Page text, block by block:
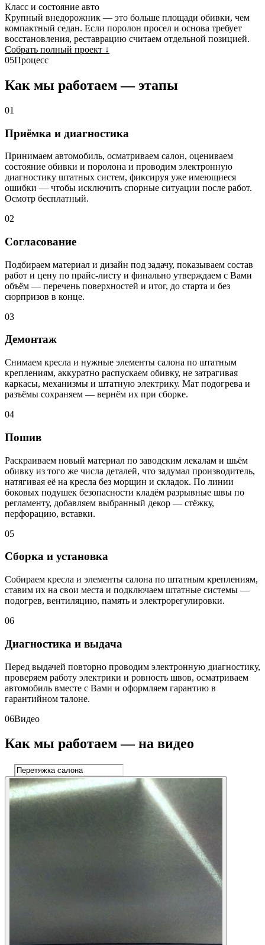
Класс и состояние авто
Крупный внедорожник — это больше площади обивки, чем
компактный седан. Если поролон просел и основа требует
восстановления, реставрацию считаем отдельной позицией.
Собрать полный проект ↓
05Процесс
Как мы работаем — этапы
01
Приёмка и диагностика
Принимаем автомобиль, осматриваем салон, оцениваем
состояние обивки и поролона и проводим электронную
диагностику штатных систем, фиксируя уже имеющиеся
ошибки — чтобы исключить спорные ситуации после работ.
Осмотр бесплатный.
02
Согласование
Подбираем материал и дизайн под задачу, показываем состав
работ и цену по прайс-листу и финально утверждаем с Вами
объём — перечень поверхностей и итог, до старта и без
сюрпризов в конце.
03
Демонтаж
Снимаем кресла и нужные элементы салона по штатным
креплениям, аккуратно распускаем обивку, не затрагивая
каркасы, механизмы и штатную электрику. Мат подогрева и
разъёмы сохраняем — вернём их при сборке.
04
Пошив
Раскраиваем новый материал по заводским лекалам и шьём
обивку из того же числа деталей, что задумал производитель,
натягивая её на кресла без морщин и складок. По линии
боковых подушек безопасности кладём разрывные швы по
регламенту, добавляем выбранный декор — стёжку,
перфорацию, вставки.
05
Сборка и установка
Собираем кресла и элементы салона по штатным креплениям,
ставим их на свои места и подключаем штатные системы —
подогрев, вентиляцию, память и электрорегулировки.
06
Диагностика и выдача
Перед выдачей повторно проводим электронную диагностику,
проверяем работу электрики и ровность швов, осматриваем
автомобиль вместе с Вами и оформляем гарантию в
гарантийном талоне.
06Видео
Как мы работаем — на видео